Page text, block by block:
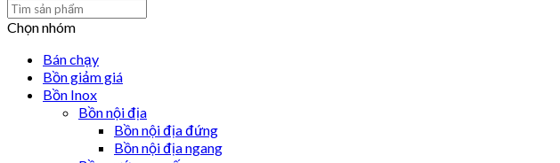
Chọn nhóm
Bán chạy
Bồn giảm giá
Bồn Inox
Bồn nội địa
Bồn nội địa đứng
Bồn nội địa ngang